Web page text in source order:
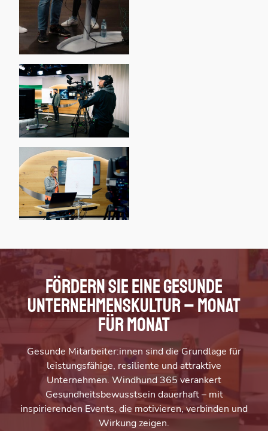
Fördern Sie eine gesunde
Unternehmenskultur – Monat
für Monat
Gesunde Mitarbeiter:innen sind die Grundlage für
leistungsfähige, resiliente und attraktive
Unternehmen. Windhund 365 verankert
Gesundheitsbewusstsein dauerhaft – mit
inspirierenden Events, die motivieren, verbinden und
Wirkung zeigen.